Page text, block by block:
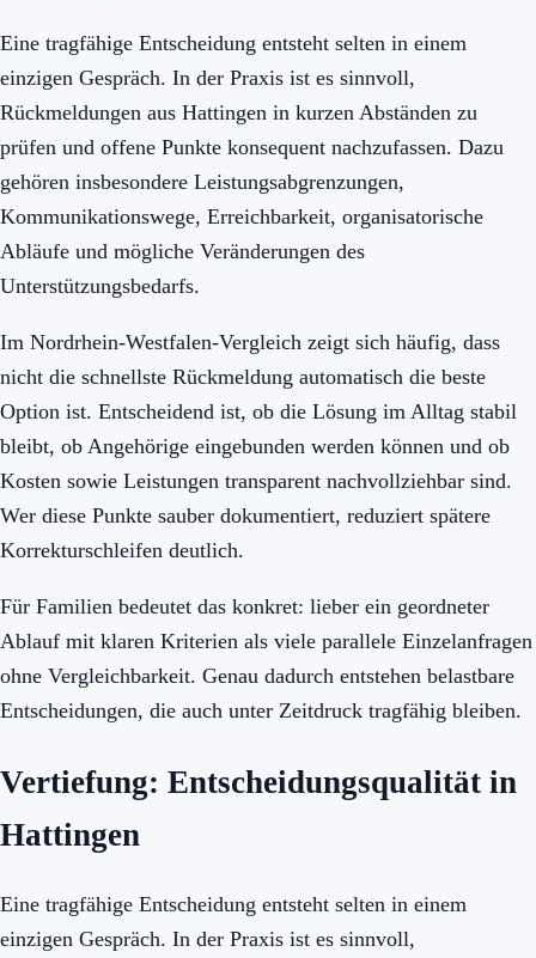
Eine tragfähige Entscheidung entsteht selten in einem
einzigen Gespräch. In der Praxis ist es sinnvoll,
Rückmeldungen aus Hattingen in kurzen Abständen zu
prüfen und offene Punkte konsequent nachzufassen. Dazu
gehören insbesondere Leistungsabgrenzungen,
Kommunikationswege, Erreichbarkeit, organisatorische
Abläufe und mögliche Veränderungen des
Unterstützungsbedarfs.
Im Nordrhein-Westfalen-Vergleich zeigt sich häufig, dass
nicht die schnellste Rückmeldung automatisch die beste
Option ist. Entscheidend ist, ob die Lösung im Alltag stabil
bleibt, ob Angehörige eingebunden werden können und ob
Kosten sowie Leistungen transparent nachvollziehbar sind.
Wer diese Punkte sauber dokumentiert, reduziert spätere
Korrekturschleifen deutlich.
Für Familien bedeutet das konkret: lieber ein geordneter
Ablauf mit klaren Kriterien als viele parallele Einzelanfragen
ohne Vergleichbarkeit. Genau dadurch entstehen belastbare
Entscheidungen, die auch unter Zeitdruck tragfähig bleiben.
Vertiefung: Entscheidungsqualität in
Hattingen
Eine tragfähige Entscheidung entsteht selten in einem
einzigen Gespräch. In der Praxis ist es sinnvoll,